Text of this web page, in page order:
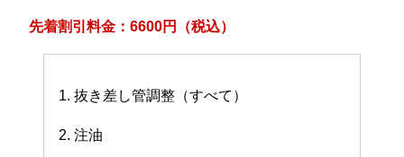
先着割引料金：6600円（税込）
1. 抜き差し管調整（すべて）
2. 注油